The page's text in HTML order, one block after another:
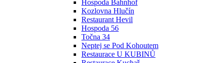
Hospoda Bahnhof
Kozlovna Hlučín
Restaurant Hevil
Hospoda 56
Točna 34
Neptej se Pod Kohoutem
Restaurace U KUBINŮ